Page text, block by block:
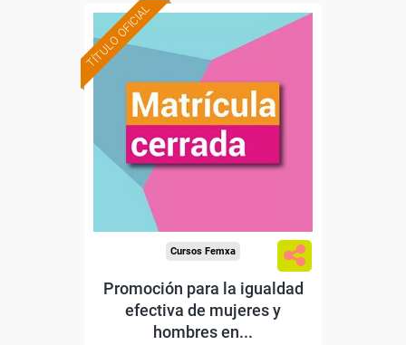
TÍTULO OFICIAL
Cursos Femxa
Promoción para la igualdad
efectiva de mujeres y
hombres en...